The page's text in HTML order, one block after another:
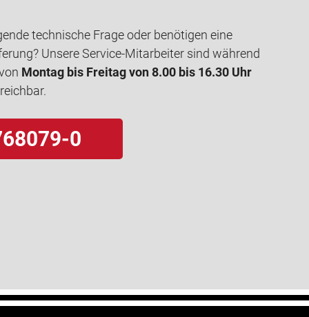
technische Frage oder benötigen eine
Unsere Service-Mitarbeiter sind während
Montag bis Freitag von 8.00 bis 16.30 Uhr
0